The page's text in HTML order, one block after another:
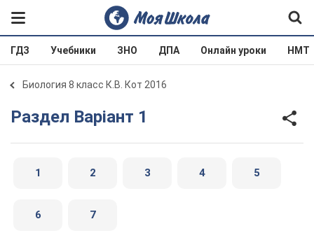
ГДЗ Учебники ЗНО ДПА Онлайн уроки НМТ
Биология 8 класс К.В. Кот 2016
Раздел Варіант 1
1 2 3 4 5
6 7